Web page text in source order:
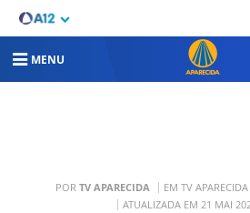
MENU
POR TV APARECIDA EM TV APARECIDA
ATUALIZADA EM 21 MAI